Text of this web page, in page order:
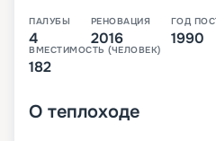
ПАЛУБЫ
4
РЕНОВАЦИЯ
2016
ГОД
1990
ВМЕСТИМОСТЬ (ЧЕЛОВЕК)
182
О теплоходе